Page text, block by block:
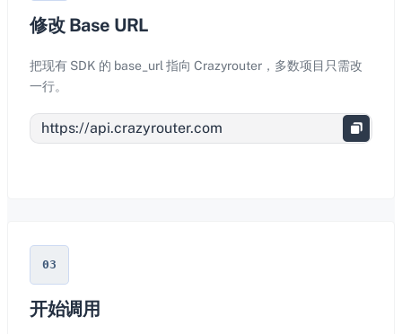
修改 Base URL
把现有 SDK 的 base_url 指向 Crazyrouter，多数项目只需改
一行。
03
开始调用